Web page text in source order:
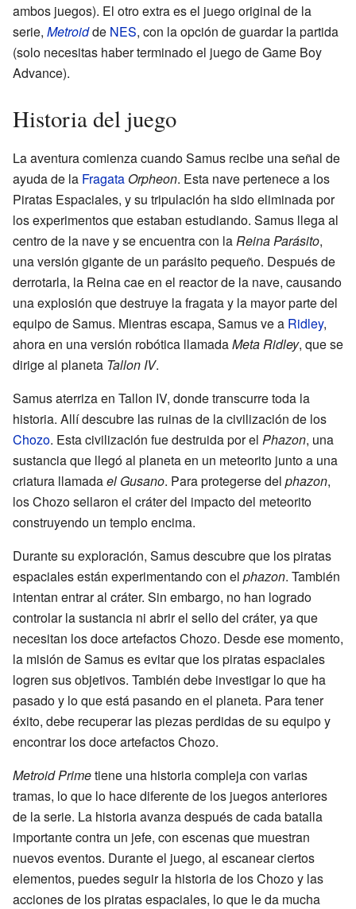
ambos juegos). El otro extra es el juego original de la
serie, Metroidde NES, con la opción de guardar la partida
(solo necesitas haber terminado el juego de Game Boy
Advance).
Historia del juego
La aventura comienza cuando Samus recibe una señal de
ayuda de la Fragata Orpheon. Esta nave pertenece a los
Piratas Espaciales, y su tripulación ha sido eliminada por
los experimentos que estaban estudiando. Samus llega al
centro de la nave y se encuentra con la Reina Parásito,
una versión gigante de un parásito pequeño. Después de
derrotarla, la Reina cae en el reactor de la nave, causando
una explosión que destruye la fragata y la mayor parte del
equipo de Samus. Mientras escapa, Samus ve a Ridley,
ahora en una versión robótica llamadaMeta Ridley, que se
dirige al planeta Tallon IV.
Samus aterriza en Tallon IV, donde transcurre toda la
historia. Allí descubre las ruinas de la civilización de los
Chozo. Esta civilización fue destruida por el Phazon, una
sustancia que llegó al planeta en un meteorito junto a una
criatura llamadael Gusano. Para protegerse del phazon,
los Chozo sellaron el cráter del impacto del meteorito
construyendo un templo encima.
Durante su exploración, Samus descubre que los piratas
espaciales están experimentando con el phazon. También
intentan entrar al cráter. Sin embargo, no han logrado
controlar la sustancia ni abrir el sello del cráter, ya que
necesitan los doce artefactos Chozo. Desde ese momento,
la misión de Samus es evitar que los piratas espaciales
logren sus objetivos. También debe investigar lo que ha
pasado y lo que está pasando en el planeta. Para tener
éxito, debe recuperar las piezas perdidas de su equipo y
encontrar los doce artefactos Chozo.
Metroid Primetiene una historia compleja con varias
tramas, lo que lo hace diferente de los juegos anteriores
de la serie. La historia avanza después de cada batalla
importante contra un jefe, con escenas que muestran
nuevos eventos. Durante el juego, al escanear ciertos
elementos, puedes seguir la historia de los Chozo y las
acciones de los piratas espaciales, lo que le da mucha